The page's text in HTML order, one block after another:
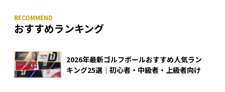
おすすめランキング
2026年最新ゴルフボールおすすめ人気ラン
キング25選｜初心者・中級者・上級者向け